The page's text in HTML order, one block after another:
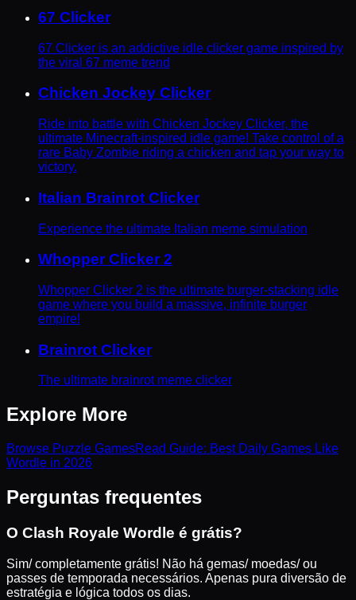
67 Clicker
67 Clicker is an addictive idle clicker game inspired by
the viral 67 meme trend
Chicken Jockey Clicker
Ride into battle with Chicken Jockey Clicker, the
ultimate Minecraft-inspired idle game! Take control of a
rare Baby Zombie riding a chicken and tap your way to
victory.
Italian Brainrot Clicker
Experience the ultimate Italian meme simulation
Whopper Clicker 2
Whopper Clicker 2 is the ultimate burger-stacking idle
game where you build a massive, infinite burger
empire!
Brainrot Clicker
The ultimate brainrot meme clicker
Explore More
Browse Puzzle GamesRead Guide: Best Daily Games Like
Wordle in 2026
Perguntas frequentes
O Clash Royale Wordle é grátis?
Sim/ completamente grátis! Não há gemas/ moedas/ ou
passes de temporada necessários. Apenas pura diversão de
estratégia e lógica todos os dias.